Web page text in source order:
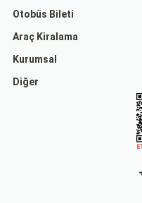
Otobüs Bileti
Araç Kiralama
Kurumsal
Diğer